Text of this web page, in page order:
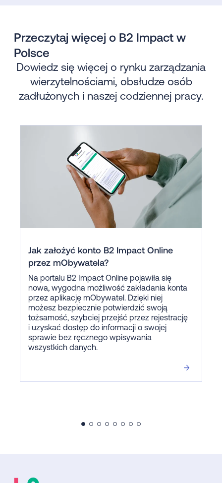
Przeczytaj więcej o B2 Impact w
Polsce
Dowiedz się więcej o rynku zarządzania
wierzytelnościami, obsłudze osób
zadłużonych i naszej codziennej pracy.
Jak założyć konto B2 Impact Online
przez mObywatela?
Na portalu B2 Impact Online pojawiła się
nowa, wygodna możliwość zakładania konta
przez aplikację mObywatel. Dzięki niej
możesz bezpiecznie potwierdzić swoją
tożsamość, szybciej przejść przez rejestrację
i uzyskać dostęp do informacji o swojej
sprawie bez ręcznego wpisywania
wszystkich danych.